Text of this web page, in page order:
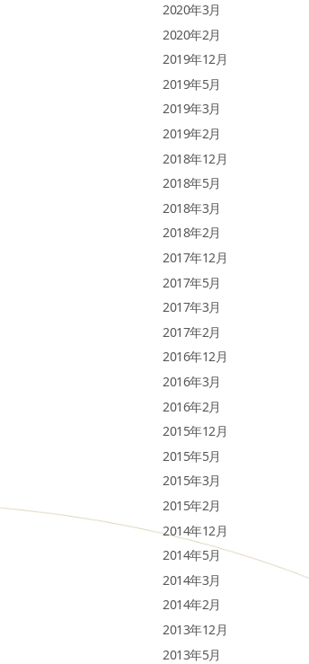
2020年3月
2020年2月
2019年12月
2019年5月
2019年3月
2019年2月
2018年12月
2018年5月
2018年3月
2018年2月
2017年12月
2017年5月
2017年3月
2017年2月
2016年12月
2016年3月
2016年2月
2015年12月
2015年5月
2015年3月
2015年2月
2014年12月
2014年5月
2014年3月
2014年2月
2013年12月
2013年5月